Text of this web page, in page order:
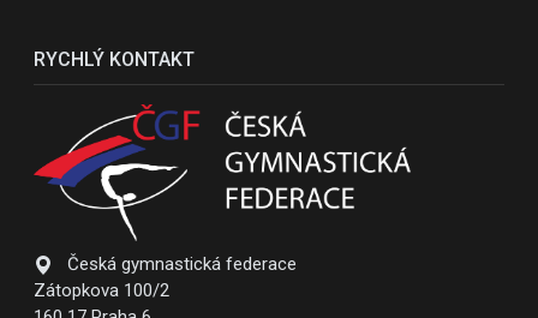
RYCHLÝ KONTAKT
Česká gymnastická federace
Zátopkova 100/2